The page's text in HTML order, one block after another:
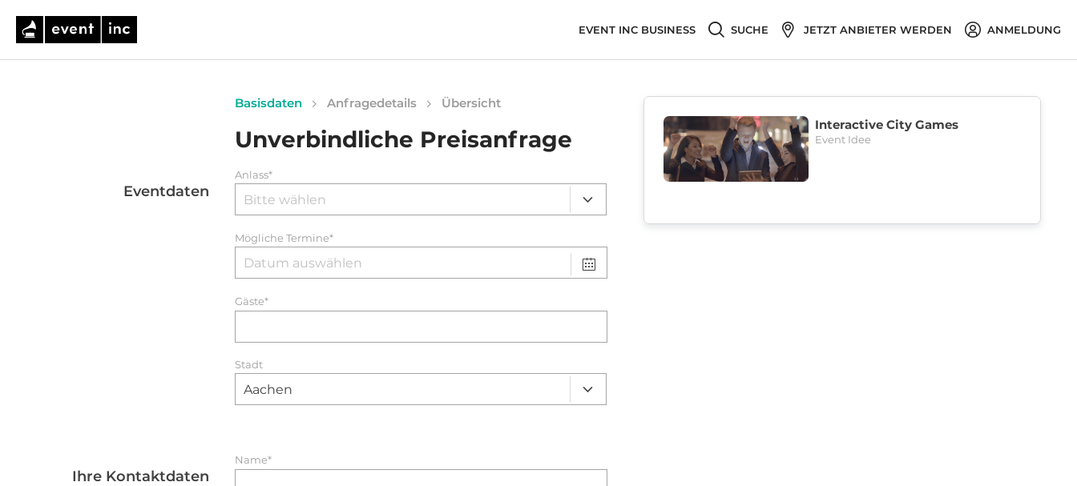
EVENT INC BUSINESS SUCHE JETZT ANBIETER WERDEN ANMELDUNG
Basisdaten Anfragedetails Übersicht
Unverbindliche Preisanfrage
Eventdaten
Anlass*
Mögliche Termine*
Gäste*
Stadt
Ihre Kontaktdaten
Name*
Interactive City Games
Event Idee